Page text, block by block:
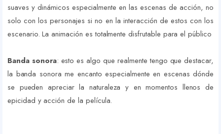
suaves y dinámicos especialmente en las escenas de acción, no
solo con los personajes si no en la interacción de estos con los
escenario. La animación es totalmente disfrutable para el público
Banda sonora: esto es algo que realmente tengo que destacar,
la banda sonora me encanto especialmente en escenas dónde
se pueden apreciar la naturaleza y en momentos llenos de
epicidad y acción de la película.